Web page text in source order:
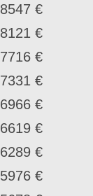
8547 €
8121 €
7716 €
7331 €
6966 €
6619 €
6289 €
5976 €